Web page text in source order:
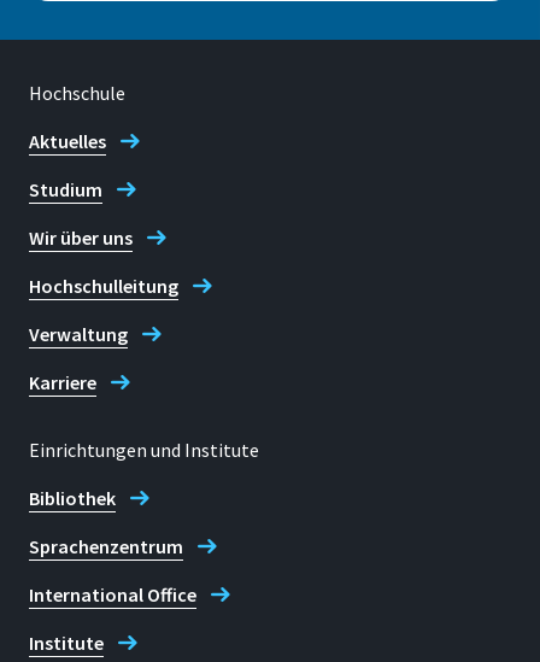
Sprachprüfung zum Studium
zugelassen zu werden; an
das DAAD-Sprachzeugnis (in der
Regel mit Nachweis eines B2-
Prüfung und eines C1-Niveaus in
zwei Bereichen der Prüfung)
anerkannte Sprachprüfung
erforderlich. Das DAAD-
Studierende der Hochschule
Bonn-Rhein-Sieg kostenlos
beim Sprachenzentrum
ablegen; die Anmeldung dazu
erfolgt über den LEA
Anmeldekurs.
Hochschule
Aktuelles
Studium
Wir über uns
Hochschulleitung
Verwaltung
Karriere
Einrichtungen und Institute
Bibliothek
Sprachenzentrum
International Office
Institute